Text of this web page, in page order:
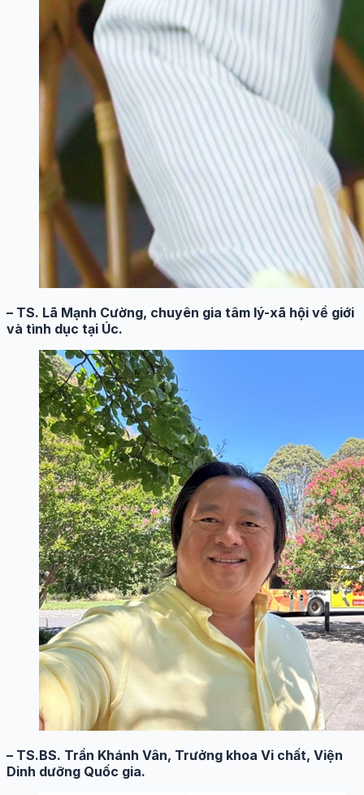
– TS. Lã Mạnh Cường, chuyên gia tâm lý-xã hội về giới
và tình dục tại Úc.
– TS.BS. Trần Khánh Vân, Trưởng khoa Vi chất, Viện
Dinh dưỡng Quốc gia.